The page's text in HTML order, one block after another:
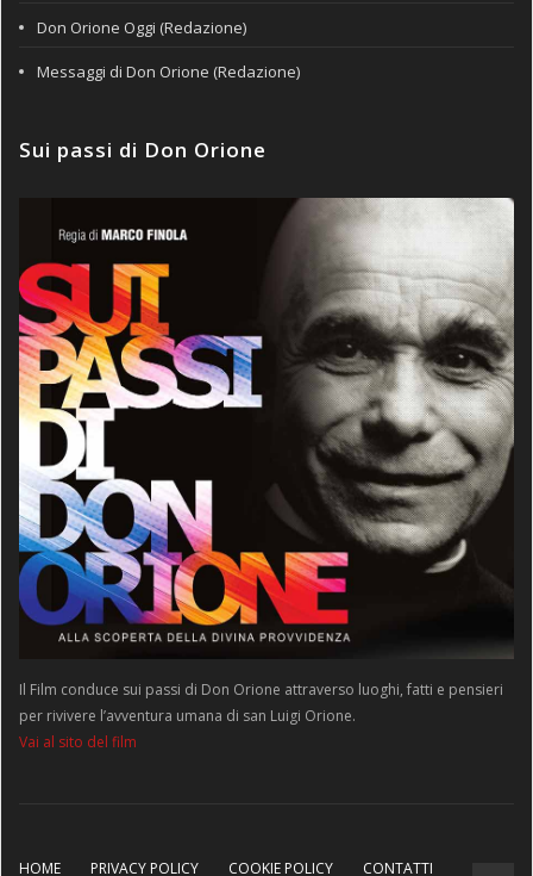
Don Orione Oggi (Redazione)
Messaggi di Don Orione (Redazione)
Sui passi di Don Orione
Il Film conduce sui passi di Don Orione attraverso luoghi, fatti e pensieri
per rivivere l’avventura umana di san Luigi Orione.
Vai al sito del film
HOME PRIVACY POLICY COOKIE POLICY CONTATTI